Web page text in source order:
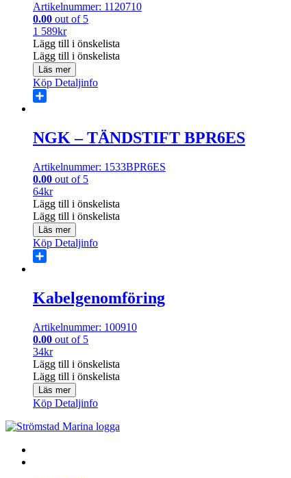
Artikelnummer: 1120710
0.00 out of 5
1 589kr
Lägg till i önskelista
Lägg till i önskelista
Läs mer
Köp Detaljinfo
NGK – TÄNDSTIFT BPR6ES
Artikelnummer: 1533BPR6ES
0.00 out of 5
64kr
Lägg till i önskelista
Lägg till i önskelista
Läs mer
Köp Detaljinfo
Kabelgenomföring
Artikelnummer: 100910
0.00 out of 5
34kr
Lägg till i önskelista
Lägg till i önskelista
Läs mer
Köp Detaljinfo